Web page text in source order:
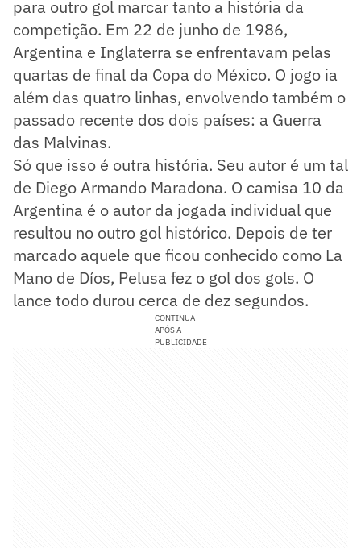
para outro gol marcar tanto a história da
competição. Em 22 de junho de 1986,
Argentina e Inglaterra se enfrentavam pelas
quartas de final da Copa do México. O jogo ia
além das quatro linhas, envolvendo também o
passado recente dos dois países: a Guerra
das Malvinas.
Só que isso é outra história. Seu autor é um tal
de Diego Armando Maradona. O camisa 10 da
Argentina é o autor da jogada individual que
resultou no outro gol histórico. Depois de ter
marcado aquele que ficou conhecido como La
Mano de Díos, Pelusa fez o gol dos gols. O
lance todo durou cerca de dez segundos.
CONTINUA
APÓS A
PUBLICIDADE